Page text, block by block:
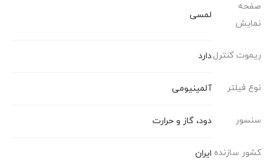
صفحه
نمایش
لمسی
ریموت کنترلدارد
نوع فیلتر آلمینیومی
سنسور دود، گاز و حرارت
کشور سازنده ایران